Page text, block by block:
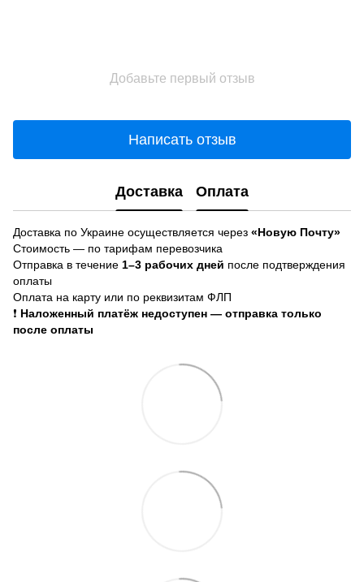
Добавьте первый отзыв
Написать отзыв
Доставка Оплата
Доставка по Украине осуществляется через «Новую Почту»
Стоимость — по тарифам перевозчика
Отправка в течение 1–3 рабочих дней после подтверждения
оплаты
Оплата на карту или по реквизитам ФЛП
❗ Наложенный платёж недоступен — отправка только
после оплаты